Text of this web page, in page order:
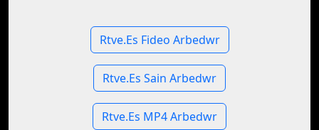
Rtve.Es Fideo Arbedwr
Rtve.Es Sain Arbedwr
Rtve.Es MP4 Arbedwr